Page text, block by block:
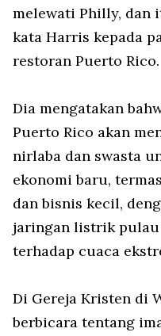
melewati Philly, dan
kata Harris kepada
restoran Puerto Rico.
Dia mengatakan
Puerto Rico akan
nirlaba dan swasta
ekonomi baru,
dan bisnis kecil,
jaringan listrik
terhadap cuaca
Di Gereja Kristen di
berbicara tentang